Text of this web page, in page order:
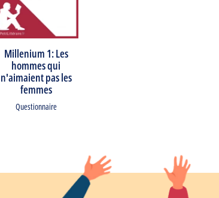
Millenium 1: Les
hommes qui
n'aimaient pas les
femmes
Questionnaire